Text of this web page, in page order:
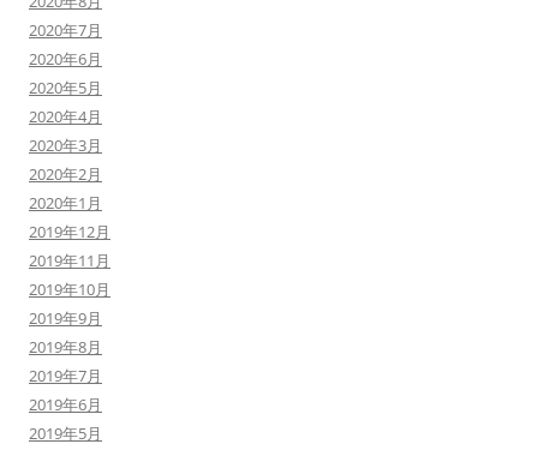
2020年7月
2020年6月
2020年5月
2020年4月
2020年3月
2020年2月
2020年1月
2019年12月
2019年11月
2019年10月
2019年9月
2019年8月
2019年7月
2019年6月
2019年5月